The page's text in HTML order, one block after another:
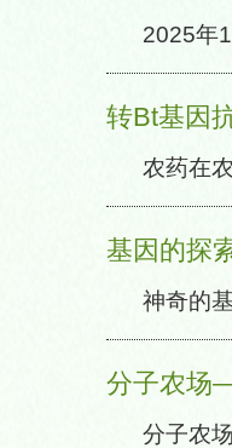
2025年
中“发掘玉
农业大学田
志。团队
现“紧凑株
重大进展
转Bt基因
农药在
端也逐步显
染和农药中
大剂量的农
基因的探
神奇的
基因的了解
生辉的印记
分子农场
分子农